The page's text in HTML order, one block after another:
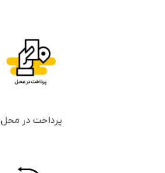
پرداخت در محل